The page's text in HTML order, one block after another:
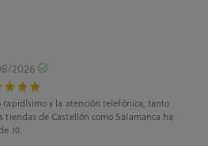
2026
rapidísimo y la atención telefónica, tanto
tiendas de Castellón como Salamanca ha
10.